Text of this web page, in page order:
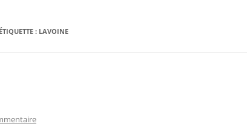
: LAVOINE